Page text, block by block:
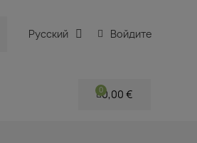
Русский Войдите
0,00 €